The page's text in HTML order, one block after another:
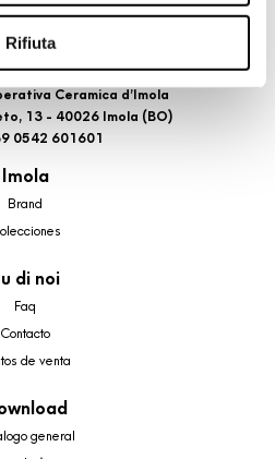
dettagli visionando
La chiusura del presente
dei soli cookie tecnici ed
il tuo consenso. Potrai
scelte in qualsiasi momento,
nel footer.
Rifiuta
Ceramica d’Imola
13 - 40026 Imola (BO)
0542 601601
Imola
Brand
di noi
Faq
Contacto
de venta
general